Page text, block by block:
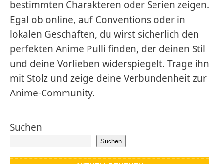
bestimmten Charakteren oder Serien zeigen.
Egal ob online, auf Conventions oder in
lokalen Geschäften, du wirst sicherlich den
perfekten Anime Pulli finden, der deinen Stil
und deine Vorlieben widerspiegelt. Trage ihn
mit Stolz und zeige deine Verbundenheit zur
Anime-Community.
Suchen
Suchen